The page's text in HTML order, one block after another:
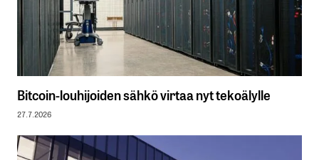
Bitcoin-louhijoiden sähkö virtaa nyt tekoälylle
27.7.2026